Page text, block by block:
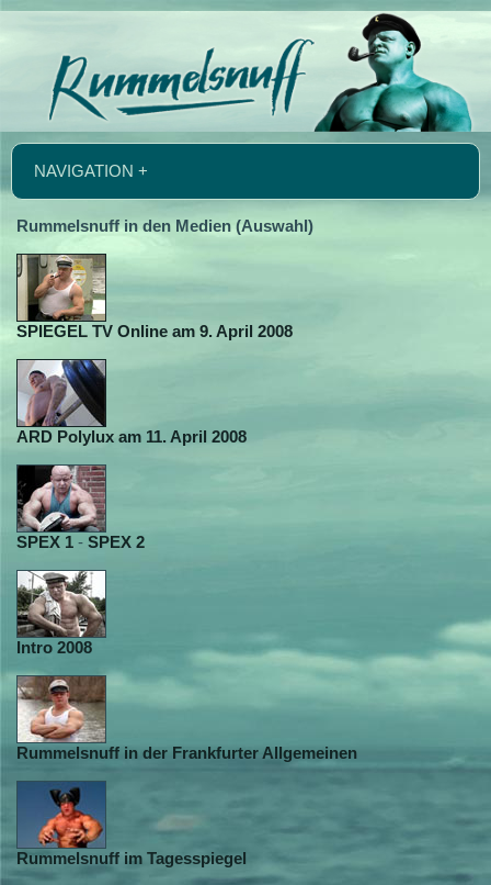
NAVIGATION +
Rummelsnuff in den Medien (Auswahl)
SPIEGEL TV Online am 9. April 2008
ARD Polylux am 11. April 2008
SPEX 1 - SPEX 2
Intro 2008
Rummelsnuff in der Frankfurter Allgemeinen
Rummelsnuff im Tagesspiegel